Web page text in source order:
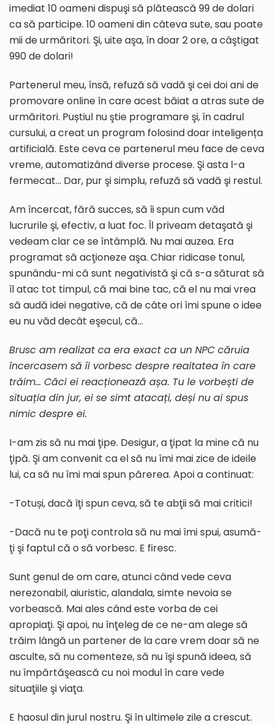
imediat 10 oameni dispuşi să plătească 99 de dolari
ca să participe. 10 oameni din câteva sute, sau poate
mii de urmăritori. Şi, uite aşa, în doar 2 ore, a câştigat
990 de dolari!
Partenerul meu, însă, refuză să vadă şi cei doi ani de
promovare online în care acest băiat a atras sute de
urmăritori. Puștiul nu ştie programare şi, în cadrul
cursului, a creat un program folosind doar inteligența
artificială. Este ceva ce partenerul meu face de ceva
vreme, automatizând diverse procese. Şi asta l-a
fermecat… Dar, pur şi simplu, refuză să vadă şi restul.
Am încercat, fără succes, să îi spun cum văd
lucrurile şi, efectiv, a luat foc. Îl priveam detaşată şi
vedeam clar ce se întâmplă. Nu mai auzea. Era
programat să acţioneze aşa. Chiar ridicase tonul,
spunându-mi că sunt negativistă şi că s-a săturat să
îl atac tot timpul, că mai bine tac, că el nu mai vrea
să audă idei negative, că de câte ori îmi spune o idee
eu nu văd decât eşecul, că…
Brusc am realizat ca era exact ca un NPC căruia
încercasem să îi vorbesc despre reaitatea în care
trăim… Căci ei reacționează așa. Tu le vorbești de
situația din jur, ei se simt atacați, deși nu ai spus
nimic despre ei.
I-am zis să nu mai ţipe. Desigur, a ţipat la mine că nu
ţipă. Şi am convenit ca el să nu îmi mai zice de ideile
lui, ca să nu îmi mai spun părerea. Apoi a continuat:
-Totuși, dacă îţi spun ceva, să te abţii să mai critici!
-Dacă nu te poţi controla să nu mai îmi spui, asumă-
ţi şi faptul că o să vorbesc. E firesc.
Sunt genul de om care, atunci când vede ceva
nerezonabil, aiuristic, alandala, simte nevoia se
vorbească. Mai ales când este vorba de cei
apropiaţi. Şi apoi, nu înţeleg de ce ne-am alege să
trăim lângă un partener de la care vrem doar să ne
asculte, să nu comenteze, să nu îşi spună ideea, să
nu împărtăşească cu noi modul în care vede
situaţiile şi viaţa.
E haosul din jurul nostru. Şi în ultimele zile a crescut.